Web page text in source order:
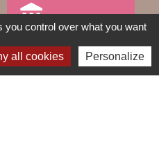
account_balance
control over what you want
all cookies Personalize